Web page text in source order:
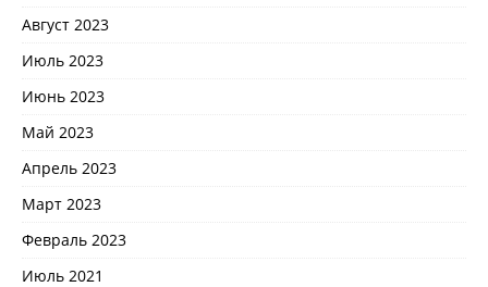
Август 2023
Июль 2023
Июнь 2023
Май 2023
Апрель 2023
Март 2023
Февраль 2023
Июль 2021